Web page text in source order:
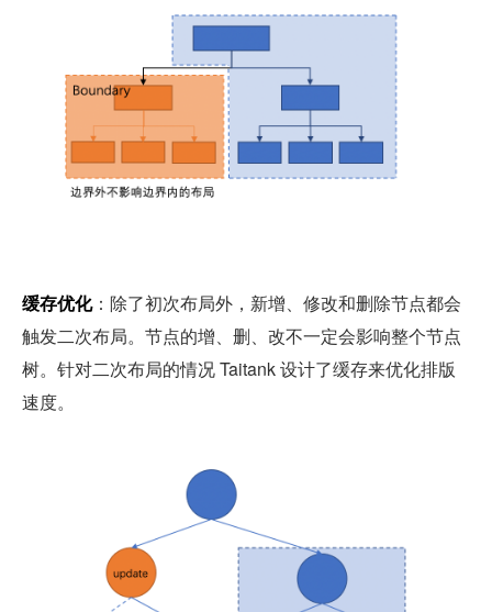
缓存优化：除了初次布局外，新增、修改和删除节点都会
触发二次布局。节点的增、删、改不一定会影响整个节点
树。针对二次布局的情况 Taitank 设计了缓存来优化排版
速度。